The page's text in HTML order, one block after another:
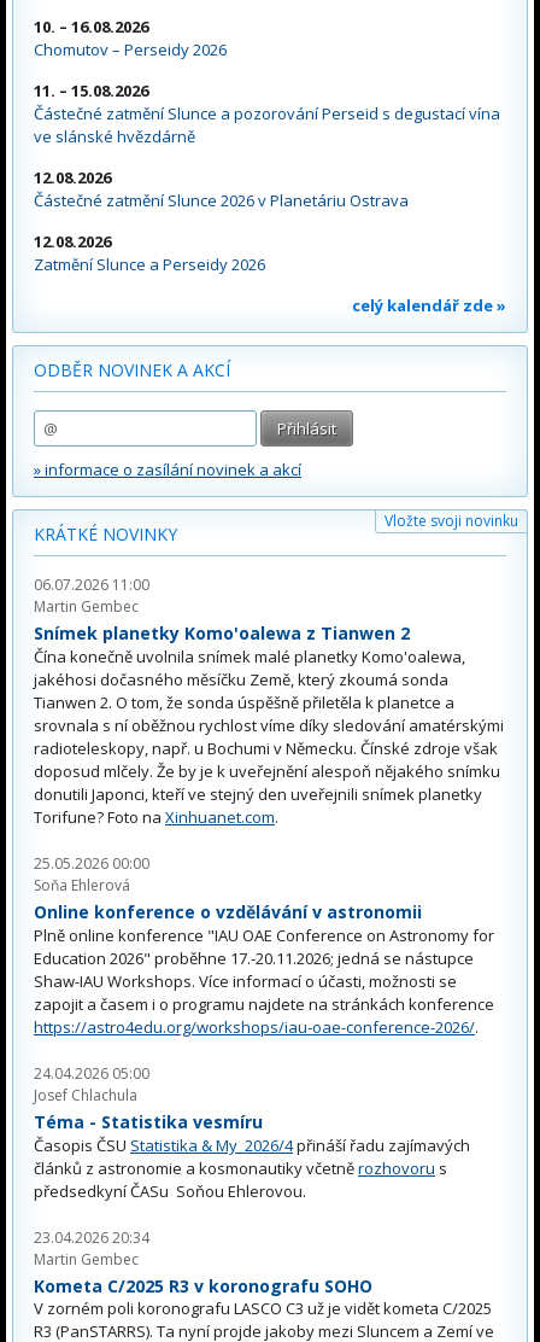
10. – 16.08.2026
Chomutov – Perseidy 2026
11. – 15.08.2026
Částečné zatmění Slunce a pozorování Perseid s degustací vína
ve slánské hvězdárně
12.08.2026
Částečné zatmění Slunce 2026 v Planetáriu Ostrava
12.08.2026
Zatmění Slunce a Perseidy 2026
celý kalendář zde »
ODBĚR NOVINEK A AKCÍ
» informace o zasílání novinek a akcí
Vložte svoji novinku
KRÁTKÉ NOVINKY
06.07.2026 11:00
Martin Gembec
Snímek planetky Komo'oalewa z Tianwen 2
Čína konečně uvolnila snímek malé planetky Komo'oalewa,
jakéhosi dočasného měsíčku Země, který zkoumá sonda
Tianwen 2. O tom, že sonda úspěšně přiletěla k planetce a
srovnala s ní oběžnou rychlost víme díky sledování amatérskými
radioteleskopy, např. u Bochumi v Německu. Čínské zdroje však
doposud mlčely. Že by je k uveřejnění alespoň nějakého snímku
donutili Japonci, kteří ve stejný den uveřejnili snímek planetky
Torifune? Foto na Xinhuanet.com.
25.05.2026 00:00
Soňa Ehlerová
Online konference o vzdělávání v astronomii
Plně online konference "IAU OAE Conference on Astronomy for
Education 2026" proběhne 17.-20.11.2026; jedná se nástupce
Shaw-IAU Workshops. Více informací o účasti, možnosti se
zapojit a časem i o programu najdete na stránkách konference
https://astro4edu.org/workshops/iau-oae-conference-2026/.
24.04.2026 05:00
Josef Chlachula
Téma - Statistika vesmíru
Časopis ČSU Statistika & My 2026/4přináší řadu zajímavých
článků z astronomie a kosmonautiky včetněrozhovoru s
předsedkyní ČASu Soňou Ehlerovou.
23.04.2026 20:34
Martin Gembec
Kometa C/2025 R3 v koronografu SOHO
V zorném poli koronografu LASCO C3 už je vidět kometa C/2025
R3 (PanSTARRS). Ta nyní projde jakoby mezi Sluncem a Zemí ve